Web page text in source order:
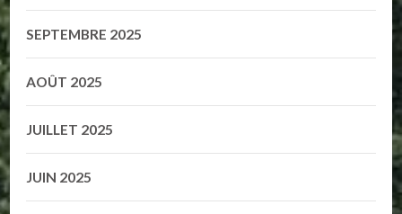
SEPTEMBRE 2025
AOÛT 2025
JUILLET 2025
JUIN 2025